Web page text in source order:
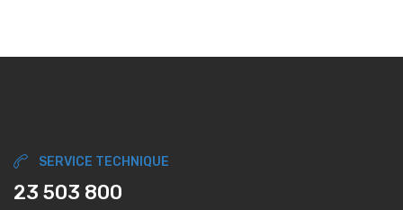
SERVICE TECHNIQUE
23 503 800